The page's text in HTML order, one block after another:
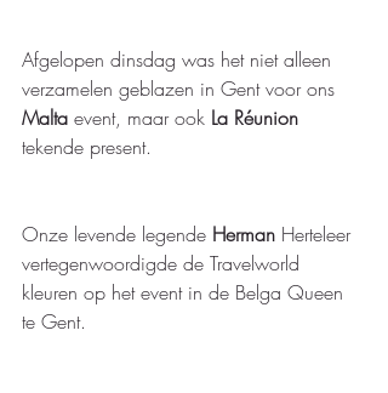
Afgelopen dinsdag was het niet alleen
verzamelen geblazen in Gent voor ons
Malta event, maar ook La Réunion
tekende present.
Onze levende legende Herman Herteleer
vertegenwoordigde de Travelworld
kleuren op het event in de Belga Queen
te Gent.